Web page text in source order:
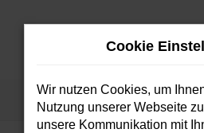
Zum
Startseite Fahrzeugsuche
Cookie
Wir nutzen Cookies, um
Nutzung unserer Webseite
unsere Kommunikation mit